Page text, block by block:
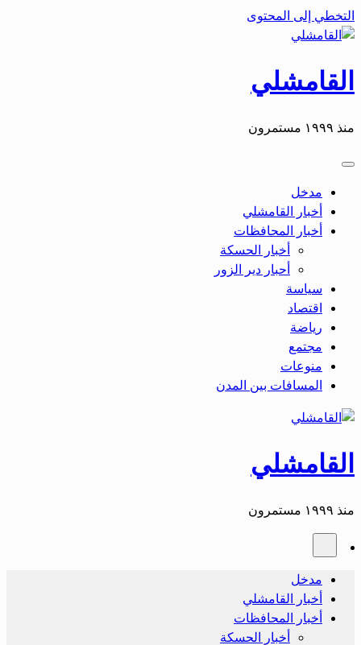
التخطي إلى المحتوى
القامشلي
منذ ١٩٩٩ مستمرون
مدخل
أخبار القامشلي
أخبار المحافظات
أخبار الحسكة
أحبار دير الزور
سياسة
اقتصاد
رياضة
مجتمع
منوعات
المسافات بين المدن
القامشلي
منذ ١٩٩٩ مستمرون
مدخل
أخبار القامشلي
أخبار المحافظات
أخبار الحسكة